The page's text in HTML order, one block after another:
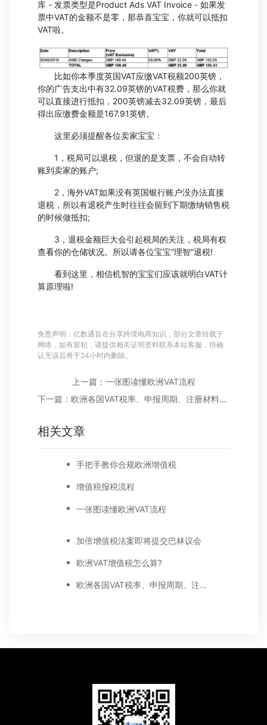
库 - 发票类型是Product Ads VAT Invoice - 如果发
票中VAT的金额不是零，那恭喜宝宝，你就可以抵扣
VAT啦。
比如你本季度英国VAT应缴VAT税额200英镑，
你的广告支出中有32.09英镑的VAT税费，那么你就
可以直接进行抵扣，200英镑减去32.09英镑，最后
得出应缴费金额是167.91英镑。
这里必须提醒各位卖家宝宝：
1，税局可以退税，但退的是支票，不会自动转
账到卖家的账户;
2，海外VAT如果没有英国银行账户没办法直接
退税，所以有退税产生时往往会留到下期缴纳销售税
的时候做抵扣;
3，退税金额巨大会引起税局的关注，税局有权
查看你的仓储状况。所以请各位宝宝“理智”退税!
看到这里，相信机智的宝宝们应该就明白VAT计
算原理啦!
免责声明：亿数通旨在分享跨境电商知识，部分文章转载于
网络，如有冒犯，请提供相关证明资料联系本站客服，待确
认无误后将于24小时内删除。
上一篇：一张图读懂欧洲VAT流程
下一篇：欧洲各国VAT税率、申报周期、注册材料等常见问题解答
相关文章
手把手教你合规欧洲增值税
增值税报税流程
一张图读懂欧洲VAT流程
加倍增值税法案即将提交巴林议会
欧洲VAT增值税怎么算?
欧洲各国VAT税率、申报周期、注册材料等常见问题解答